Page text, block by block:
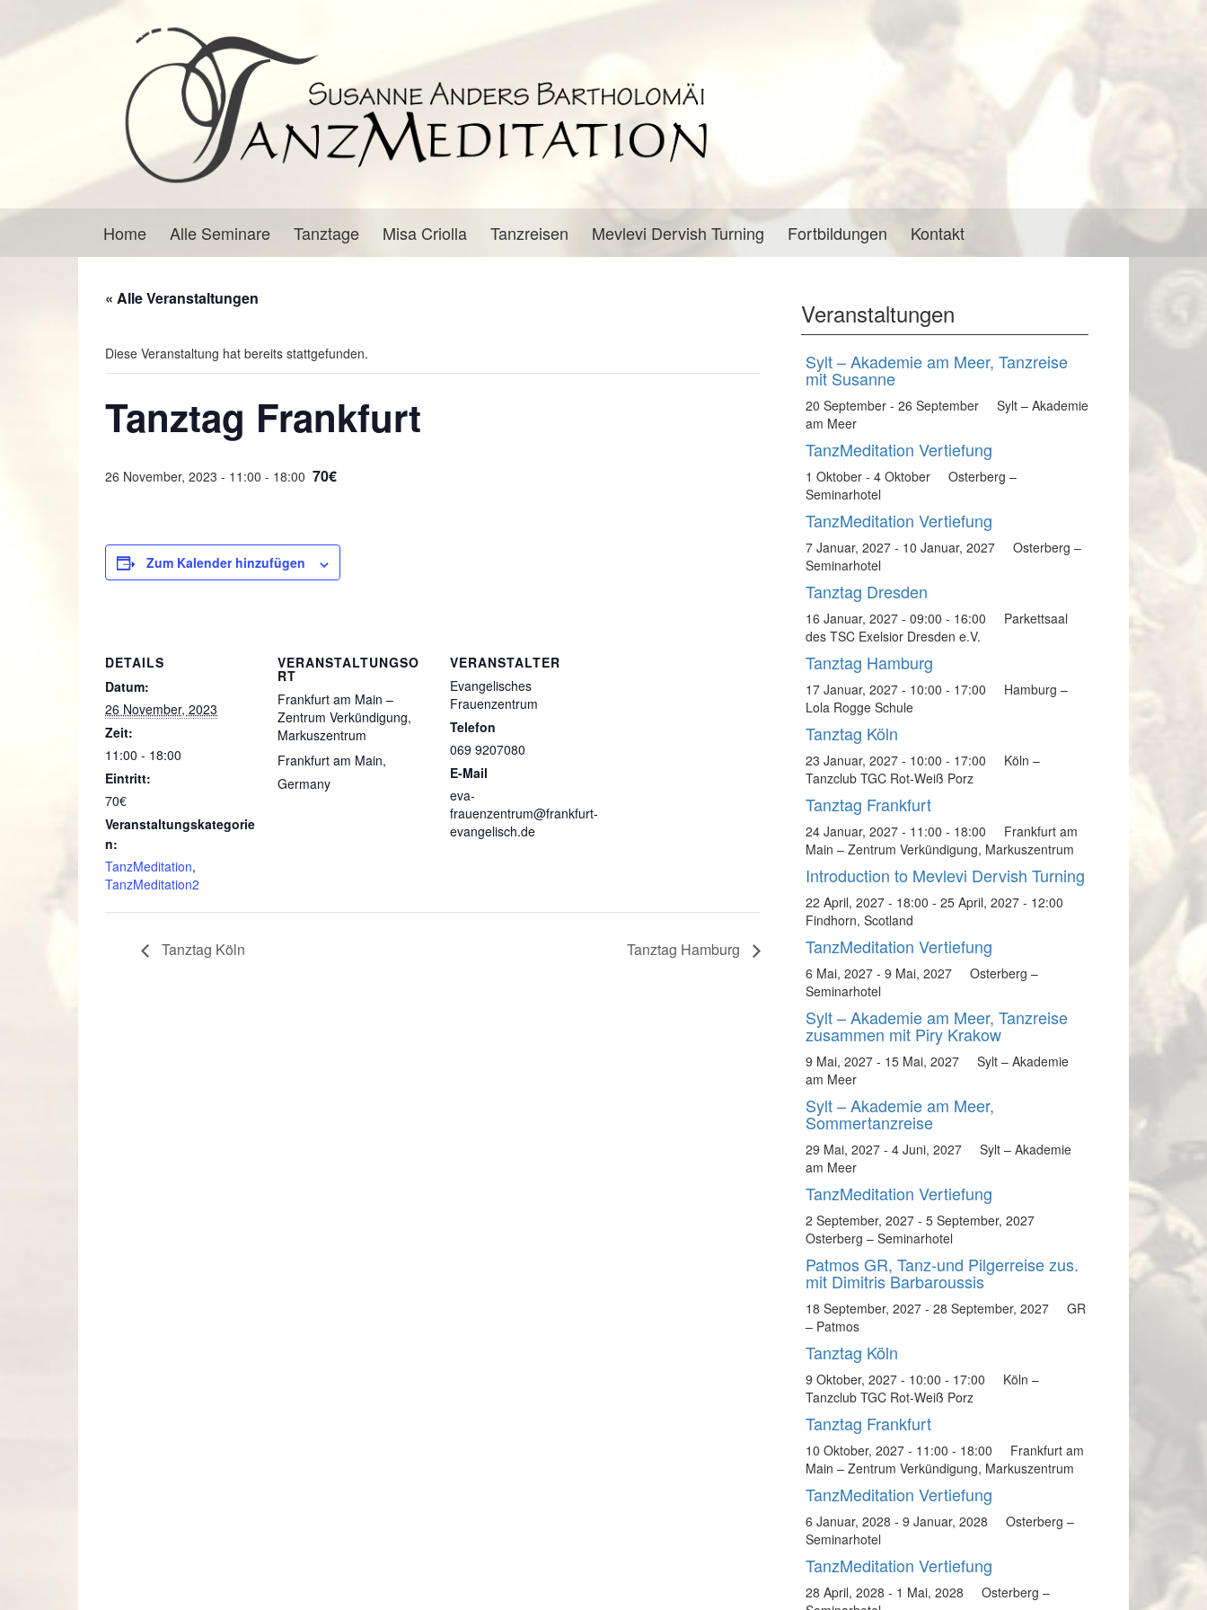
springen
Home Alle Seminare Tanztage Misa Criolla Tanzreisen Mevlevi Dervish Turning Fortbildungen Kontakt
« Alle Veranstaltungen
Diese Veranstaltung hat bereits stattgefunden.
Tanztag Frankfurt
26 November, 2023 - 11:00 - 18:00 70€
Zum Kalender hinzufügen
DETAILS
Datum:
26 November, 2023
Zeit:
11:00 - 18:00
Eintritt:
70€
Veranstaltungskategorie
n:
TanzMeditation,
TanzMeditation2
VERANSTALTUNGSO
RT
Frankfurt am Main –
Zentrum Verkündigung,
Markuszentrum
Frankfurt am Main,
Germany
VERANSTALTER
Evangelisches
Frauenzentrum
Telefon
069 9207080
E-Mail
eva-
frauenzentrum@frankfurt-
evangelisch.de
Tanztag Köln Tanztag Hamburg
Veranstaltungen
Sylt – Akademie am Meer, Tanzreise
mit Susanne
20 September - 26 September
Sylt – Akademie
am Meer
TanzMeditation Vertiefung
1 Oktober - 4 Oktober
Osterberg –
Seminarhotel
TanzMeditation Vertiefung
7 Januar, 2027 - 10 Januar, 2027
Osterberg –
Seminarhotel
Tanztag Dresden
16 Januar, 2027 - 09:00 - 16:00
Parkettsaal
des TSC Exelsior Dresden e.V.
Tanztag Hamburg
17 Januar, 2027 - 10:00 - 17:00
Hamburg –
Lola Rogge Schule
Tanztag Köln
23 Januar, 2027 - 10:00 - 17:00
Köln –
Tanzclub TGC Rot-Weiß Porz
Tanztag Frankfurt
24 Januar, 2027 - 11:00 - 18:00
Frankfurt am
Main – Zentrum Verkündigung, Markuszentrum
Introduction to Mevlevi Dervish Turning
22 April, 2027 - 18:00 - 25 April, 2027 - 12:00
Findhorn, Scotland
TanzMeditation Vertiefung
6 Mai, 2027 - 9 Mai, 2027
Osterberg –
Seminarhotel
Sylt – Akademie am Meer, Tanzreise
zusammen mit Piry Krakow
9 Mai, 2027 - 15 Mai, 2027
Sylt – Akademie
am Meer
Sylt – Akademie am Meer,
Sommertanzreise
29 Mai, 2027 - 4 Juni, 2027
Sylt – Akademie
am Meer
TanzMeditation Vertiefung
2 September, 2027 - 5 September, 2027
Osterberg – Seminarhotel
Patmos GR, Tanz-und Pilgerreise zus.
mit Dimitris Barbaroussis
18 September, 2027 - 28 September, 2027
GR
– Patmos
Tanztag Köln
9 Oktober, 2027 - 10:00 - 17:00
Köln –
Tanzclub TGC Rot-Weiß Porz
Tanztag Frankfurt
10 Oktober, 2027 - 11:00 - 18:00
Frankfurt am
Main – Zentrum Verkündigung, Markuszentrum
TanzMeditation Vertiefung
6 Januar, 2028 - 9 Januar, 2028
Osterberg –
Seminarhotel
TanzMeditation Vertiefung
28 April, 2028 - 1 Mai, 2028
Osterberg –